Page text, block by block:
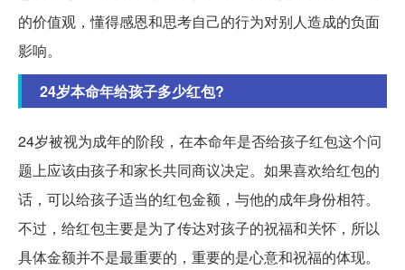
的价值观，懂得感恩和思考自己的行为对别人造成的负面
影响。
24岁本命年给孩子多少红包?
24岁被视为成年的阶段，在本命年是否给孩子红包这个问
题上应该由孩子和家长共同商议决定。如果喜欢给红包的
话，可以给孩子适当的红包金额，与他的成年身份相符。
不过，给红包主要是为了传达对孩子的祝福和关怀，所以
具体金额并不是最重要的，重要的是心意和祝福的体现。